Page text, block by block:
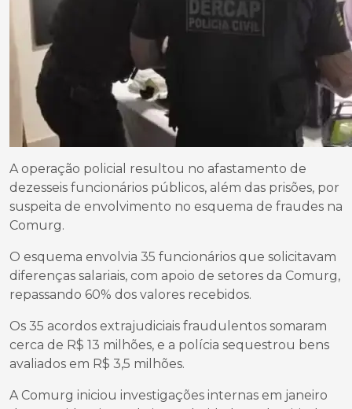
A operação policial resultou no afastamento de
dezesseis funcionários públicos, além das prisões, por
suspeita de envolvimento no esquema de fraudes na
Comurg.
O esquema envolvia 35 funcionários que solicitavam
diferenças salariais, com apoio de setores da Comurg,
repassando 60% dos valores recebidos.
Os 35 acordos extrajudiciais fraudulentos somaram
cerca de R$ 13 milhões, e a polícia sequestrou bens
avaliados em R$ 3,5 milhões.
A Comurg iniciou investigações internas em janeiro